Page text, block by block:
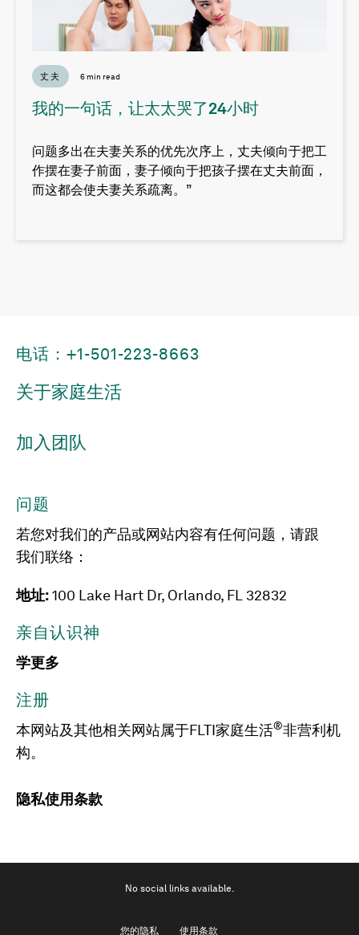
丈夫 6 min read
我的一句话，让太太哭了24小时
问题多出在夫妻关系的优先次序上，丈夫倾向于把工
作摆在妻子前面，妻子倾向于把孩子摆在丈夫前面，
而这都会使夫妻关系疏离。”
电话：+1-501-223-8663
关于家庭生活
加入团队
问题
若您对我们的产品或网站内容有任何问题，请跟
我们联络：
地址:100 Lake Hart Dr, Orlando, FL 32832
亲自认识神
学更多
注册
本网站及其他相关网站属于FLTI家庭生活®非营利机
构。
隐私使用条款
No social links available.
您的隐私 使用条款